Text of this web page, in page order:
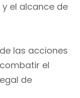
el alcance de
las acciones
el
de